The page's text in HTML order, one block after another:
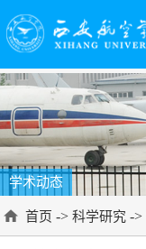
学术动态
首页 -> 科学研究 ->